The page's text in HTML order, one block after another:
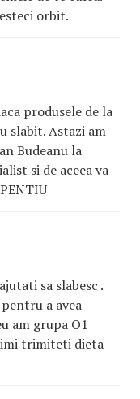
orbit.
produsele de la
slabit. Astazi am
Budeanu la
si de aceea va
sa slabesc .
a avea
am grupa O1
imi trimiteti dieta